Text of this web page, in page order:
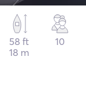
58 ft
18 m
10